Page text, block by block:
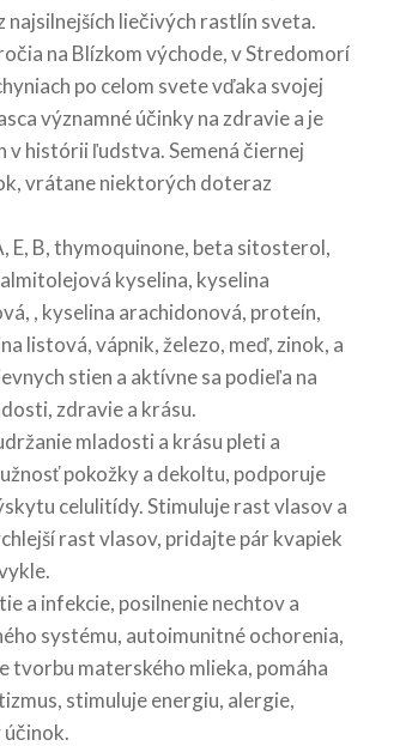
liečivých rastlín sveta.
na Blízkom východe, v Stredomorí
po celom svete vďaka svojej
významné účinky na zdravie a je
v histórii ľudstva. Semená čiernej
vrátane niektorých doteraz
E, B, thymoquinone, beta sitosterol,
kyselina, kyselina
, kyselina arachidonová, proteín,
listová, vápnik, železo, meď, zinok, a
stien a aktívne sa podieľa na
zdravie a krásu.
mladosti a krásu pleti a
pokožky a dekoltu, podporuje
celulitídy. Stimuluje rast vlasov a
rast vlasov, pridajte pár kvapiek
a infekcie, posilnenie nechtov a
systému, autoimunitné ochorenia,
tvorbu materského mlieka, pomáha
stimuluje energiu, alergie,
účinok.